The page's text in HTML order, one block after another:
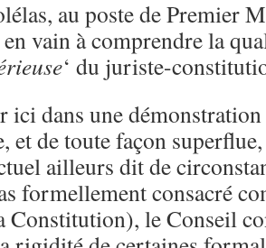
au poste de Premier
vain à comprendre la
‘ du juriste-
ici dans une
et de toute façon
ailleurs dit de
formellement consacré
Constitution), le Conseil